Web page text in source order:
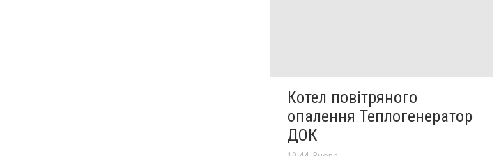
Котел повітряного
опалення Теплогенератор
ДОК